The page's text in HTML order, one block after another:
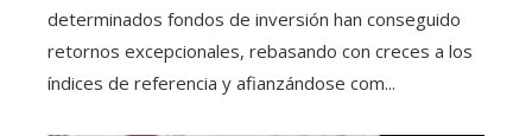
determinados fondos de inversión han conseguido
retornos excepcionales, rebasando con creces a los
índices de referencia y afianzándose com...